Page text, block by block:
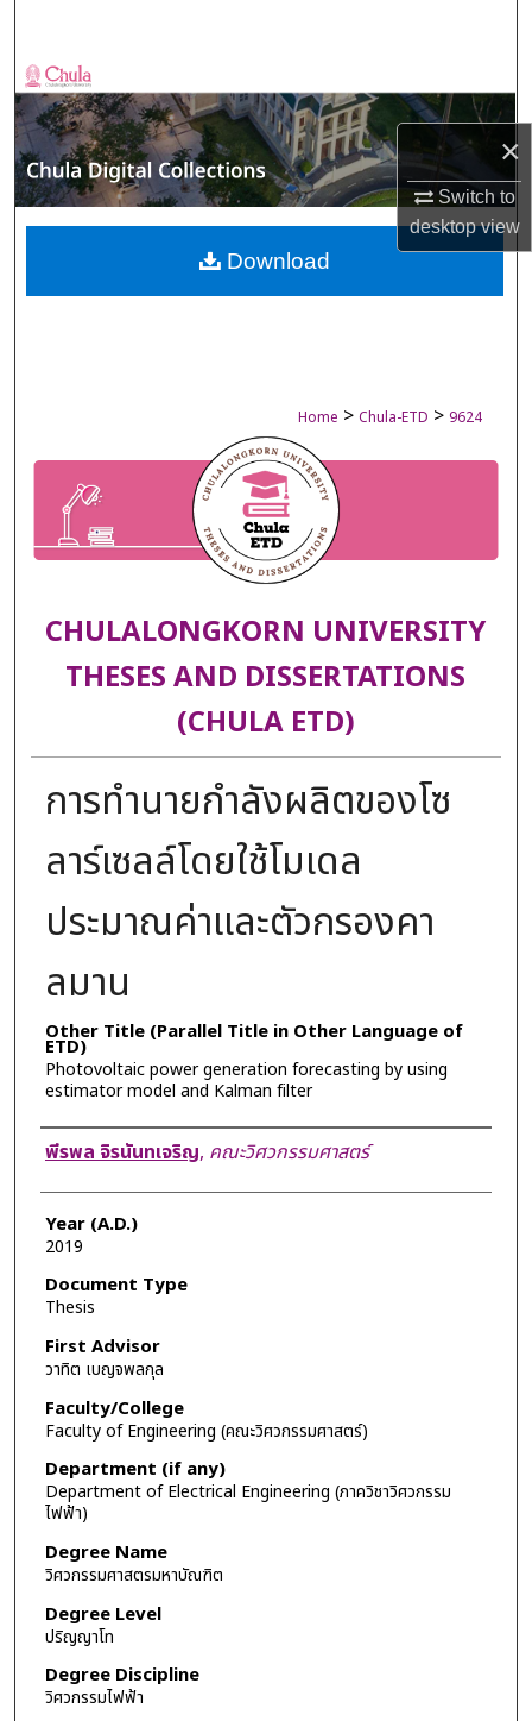
×
Switch to
desktopview
Browse Collections
My Account
About
Digital Commons Network™
Home > Chula-ETD > 9624
CHULALONGKORN UNIVERSITY
THESES AND DISSERTATIONS
(CHULA ETD)
การทำนายกำลังผลิตของโซ
ลาร์เซลล์โดยใช้โมเดล
ประมาณค่าและตัวกรองคา
ลมาน
Other Title (Parallel Title in Other Language of
ETD)
Photovoltaic power generation forecasting by using
estimator model and Kalman filter
Author
พีรพล จิรนันทเจริญ, คณะวิศวกรรมศาสตร์
Year (A.D.)
2019
Document Type
Thesis
First Advisor
วาทิต เบญจพลกุล
Faculty/College
Faculty of Engineering (คณะวิศวกรรมศาสตร์)
Department (if any)
Department of Electrical Engineering (ภาควิชาวิศวกรรม
ไฟฟ้า)
Degree Name
วิศวกรรมศาสตรมหาบัณฑิต
Degree Level
ปริญญาโท
Degree Discipline
วิศวกรรมไฟฟ้า
Download